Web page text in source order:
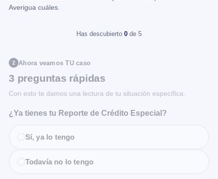
Averigua cuáles.
Has descubierto 0 de 5
2 Ahora veamos TU caso
3 preguntas rápidas
Con esto te damos una lectura de tu situación específica.
¿Ya tienes tu Reporte de Crédito Especial?
Sí, ya lo tengo
Todavía no lo tengo